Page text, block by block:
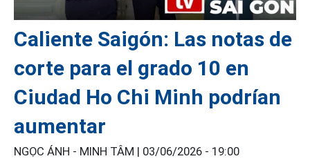
Caliente Saigón: Las notas de
corte para el grado 10 en
Ciudad Ho Chi Minh podrían
aumentar
NGỌC ÁNH - MINH TÂM | 03/06/2026 - 19:00